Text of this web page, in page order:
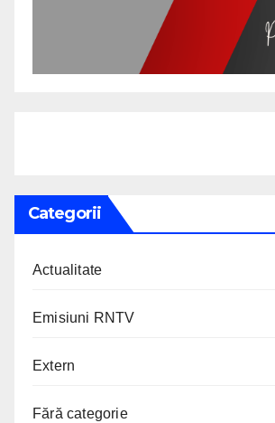
Categorii
Actualitate
Emisiuni RNTV
Extern
Fără categorie